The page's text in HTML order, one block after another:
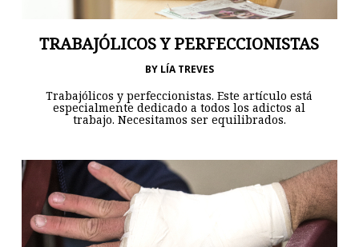
TRABAJÓLICOS Y PERFECCIONISTAS
BY LÍA TREVES
Trabajólicos y perfeccionistas. Este artículo está
especialmente dedicado a todos los adictos al
trabajo. Necesitamos ser equilibrados.